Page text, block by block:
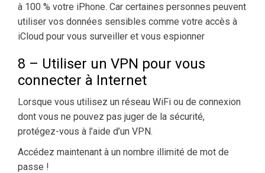
à 100 % votre iPhone. Car certaines personnes peuvent
utiliser vos données sensibles comme votre accès à
iCloud pour vous surveiller et vous espionner
8 – Utiliser un VPN pour vous
connecter à Internet
Lorsque vous utilisez un réseau WiFi ou de connexion
dont vous ne pouvez pas juger de la sécurité,
protégez-vous à l’aide d’un VPN.
Accédez maintenant à un nombre illimité de mot de
passe !